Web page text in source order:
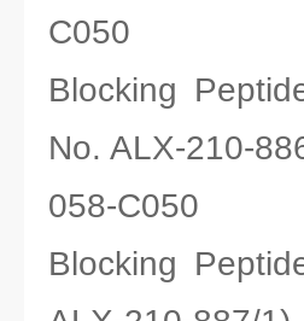
C050
Blocking
No. ALX-210-
058-C050
Blocking